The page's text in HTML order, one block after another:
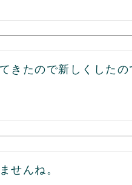
きたので新しくした
せんね。